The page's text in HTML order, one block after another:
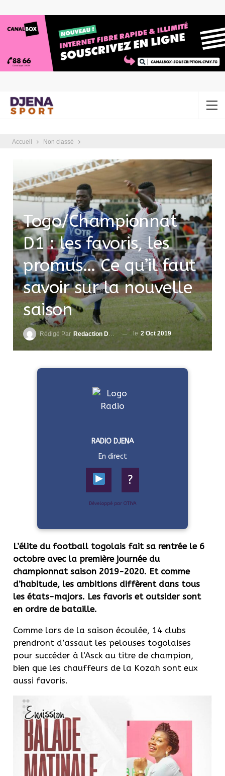
Accueil Non classé
Togo/Championnat
D1 : les favoris, les
promus… Ce qu’il faut
savoir sur la nouvelle
saison
Rédigé Par Redaction DjenaSport le 2 Oct 2019
RADIO DJENA
En direct
?
Développé par OTIYA
L’élite du football togolais fait sa rentrée le 6
octobre avec la première journée du
championnat saison 2019-2020. Et comme
d’habitude, les ambitions diffèrent dans tous
les états-majors. Les favoris et outsider sont
en ordre de bataille.
Comme lors de la saison écoulée, 14 clubs
prendront d’assaut les pelouses togolaises
pour succéder à l’Asck au titre de champion,
bien que les chauffeurs de la Kozah sont eux
aussi favoris.